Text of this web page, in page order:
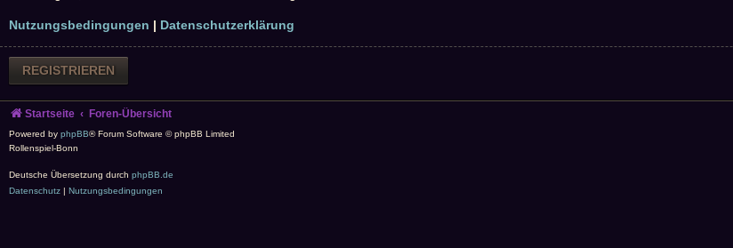
Nutzungsbedingungen | Datenschutzerklärung
REGISTRIEREN
Startseite Foren-Übersicht
Powered by phpBB® Forum Software © phpBB Limited
Rollenspiel-Bonn
Deutsche Übersetzung durch phpBB.de
Datenschutz
Nutzungsbedingungen